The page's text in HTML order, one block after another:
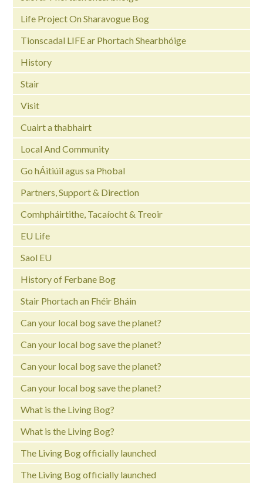
Life Project On Sharavogue Bog
Tionscadal LIFE ar Phortach Shearbhóige
History
Stair
Visit
Cuairt a thabhairt
Local And Community
Go hÁitiúil agus sa Phobal
Partners, Support & Direction
Comhpháirtithe, Tacaíocht & Treoir
EU Life
Saol EU
History of Ferbane Bog
Stair Phortach an Fhéir Bháin
Can your local bog save the planet?
Can your local bog save the planet?
Can your local bog save the planet?
Can your local bog save the planet?
What is the Living Bog?
What is the Living Bog?
The Living Bog officially launched
The Living Bog officially launched